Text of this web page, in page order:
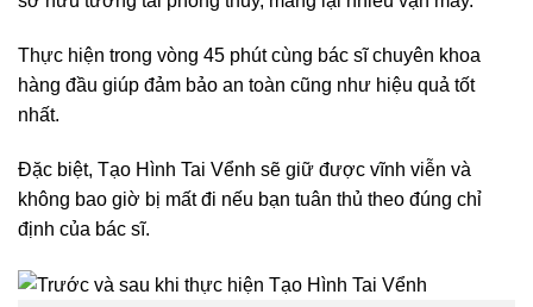
Thực hiện trong vòng 45 phút cùng bác sĩ chuyên khoa
hàng đầu giúp đảm bảo an toàn cũng như hiệu quả tốt
nhất.
Đặc biệt, Tạo Hình Tai Vểnh sẽ giữ được vĩnh viễn và
không bao giờ bị mất đi nếu bạn tuân thủ theo đúng chỉ
định của bác sĩ.